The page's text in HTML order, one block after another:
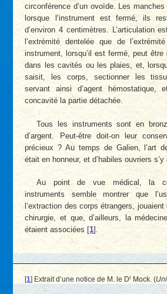
circonférence d’un ovoïde. Les
lorsque l’instrument est fermé, ils
d’environ 4 centimètres. L’articulation
l’extrémité dentelée que de
instrument, lorsqu’il est fermé, peut être
dans les cavités ou les plaies, et,
saisit, les corps, sectionner les
servant ainsi d’agent hémostatique,
concavité la partie détachée.
Tous les instruments sont en
d’argent. Peut-être doit-on leur
précieux ? Au temps de Galien, l’art
était en honneur, et d’habiles ouvriers s’y
Au point de vue médical, la
instruments semble montrer que
l’extraction des corps étrangers,
chirurgie, et que, d’ailleurs, la
étaient associées [1] .
[1] Extrait d’une notice de M. le Dr Mock. (